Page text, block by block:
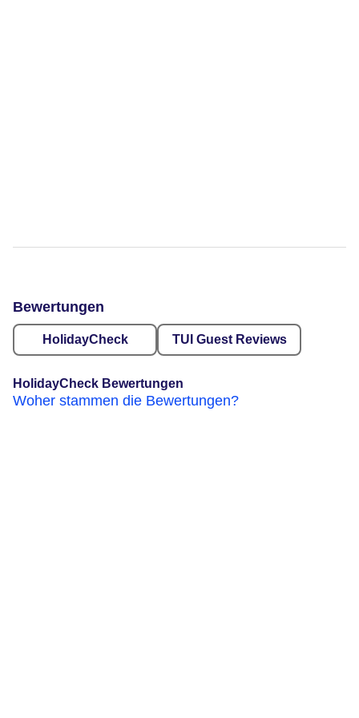
Bewertungen
HolidayCheck TUI Guest Reviews
HolidayCheck Bewertungen
Woher stammen die Bewertungen?